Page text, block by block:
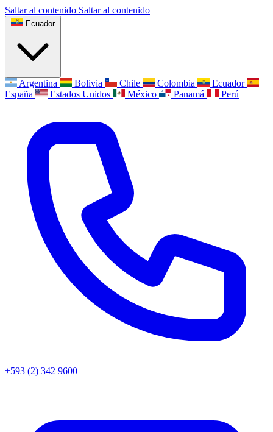
Saltar al contenido Saltar al contenido
Ecuador
Argentina Bolivia Chile Colombia
Ecuador
España
Estados Unidos México Panamá Perú
+593 (2) 342 9600